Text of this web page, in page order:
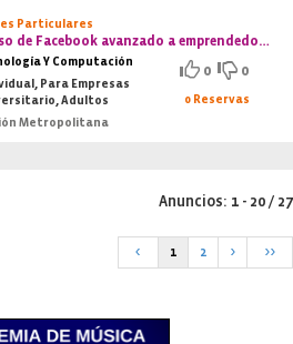
Particulares
Curso de Facebook avanzado a emprendedores
Y Computación
Para Empresas
Adultos
Metropolitana
0 0
0 Reservas
Anuncios: 1 - 20 / 27
< 1 2 > >>